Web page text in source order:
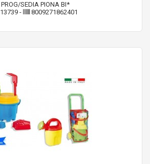
PROG/SEDIA PIONA BI*
13739 - 8009271862401